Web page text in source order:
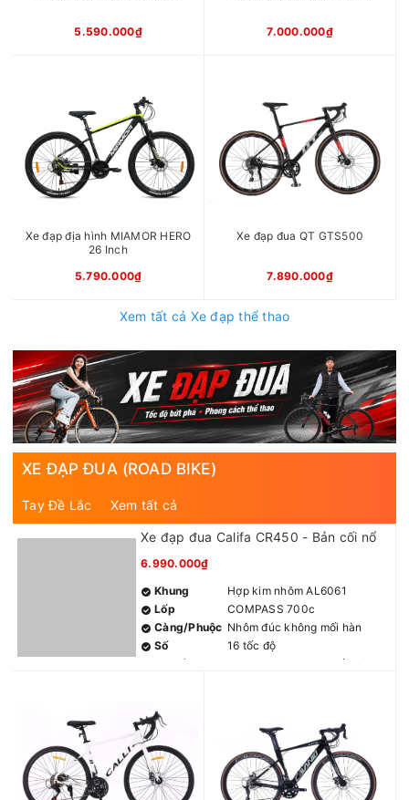
5.590.000₫ 7.000.000₫
Xe đạp địa hình MIAMOR HERO
26 Inch
5.790.000₫
Xe đạp đua QT GTS500
7.890.000₫
Xem tất cả Xe đạp thể thao
XE ĐẠP ĐUA (ROAD BIKE)
Tay Đề Lắc Xem tất cả
Xe đạp đua Califa CR450 - Bản cối nổ
6.990.000₫
Khung
Hợp kim nhôm AL6061
Lốp
COMPASS 700c
Càng/Phuộc Nhôm đúc không mối hàn
Số
16 tốc độ
Tay đề
LTWOO R3 (2x8) 16 tốc độ
Đùi đĩa
Líp
7 tầng vặn
Phanh
Phanh đĩa cơ
Vành
Nhôm Califa
Mayer
Nhôm